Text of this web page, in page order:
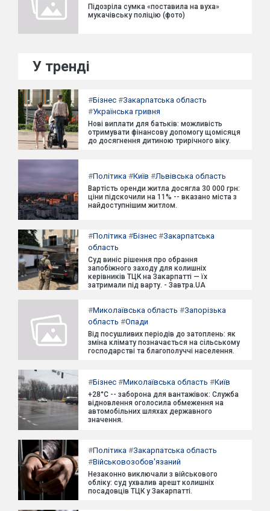
Підозріла сумка «поставила на вуха»
мукачівську поліцію (фото)
У тренді
#Бізнес #Закарпатська область
#Українська гривня
Нові виплати для батьків: можливість
отримувати фінансову допомогу щомісяця
до досягнення дитиною трирічного віку.
#Політика #Київ #Львівська область
Вартість оренди житла досягла 30 000 грн:
ціни підскочили на 11% -- вказано міста з
найдоступнішим житлом.
#Політика #Бізнес #Закарпатська
область
Суд виніс рішення про обрання
запобіжного заходу для колишніх
керівників ТЦК на Закарпатті — їх
затримали під варту. - Завтра.UA
#Миколаївська область #Запорізька
область #Опади
Від посушливих періодів до затоплень: як
зміна клімату позначається на сільському
господарстві та благополуччі населення.
#Бізнес #Миколаївська область #Київ
+28°C -- заборона для вантажівок: Служба
відновлення оголосила обмеження на
автомобільних шляхах державного
значення.
#Політика #Закарпатська область
#Військовозобов'язаний
Незаконно виключали з військового
обліку: суд ухвалив арешт колишніх
посадовців ТЦК у Закарпатті.